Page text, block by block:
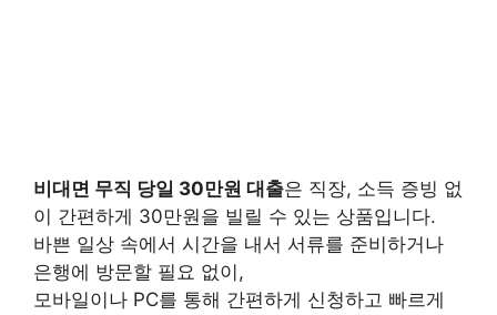
비대면 무직 당일 30만원 대출은 직장, 소득 증빙 없
이 간편하게 30만원을 빌릴 수 있는 상품입니다.
바쁜 일상 속에서 시간을 내서 서류를 준비하거나
은행에 방문할 필요 없이,
모바일이나 PC를 통해 간편하게 신청하고 빠르게